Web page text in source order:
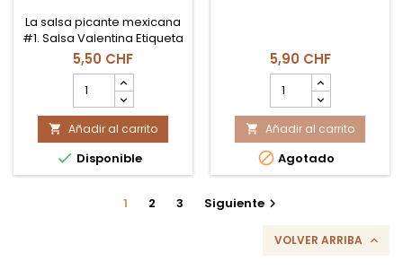
La salsa picante mexicana
#1. Salsa Valentina Etiqueta
Roja (Picante Clásico).
Perfecta para botanas,
frutas y todo tipo de
antojos. Botella de 370ml.
5,50 CHF
cantidad
del
producto
Salsa
Valentina
Roja
370
 Añadir al carrito
 Disponible
5,90 CHF
cantidad
del
producto
Salsa
Negra
el
Rey
 Añadir al carrito
 Agotado
1 2 3 Siguiente
VOLVER ARRIBA 